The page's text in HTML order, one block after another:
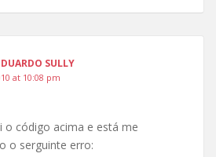
SULLY
at 10:08 pm
o código acima e está me
o serguinte erro: